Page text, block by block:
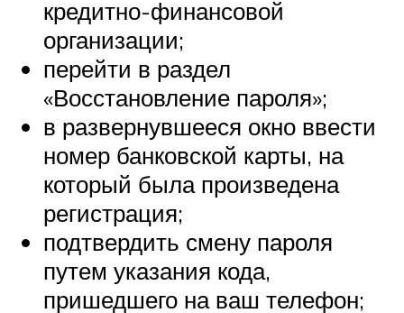
кредитно-финансовой
организации;
перейти в раздел
«Восстановление пароля»;
в развернувшееся окно ввести
номер банковской карты, на
который была произведена
регистрация;
подтвердить смену пароля
путем указания кода,
пришедшего на ваш телефон;